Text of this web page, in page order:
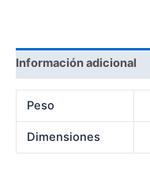
Información adicional
Peso
Dimensiones